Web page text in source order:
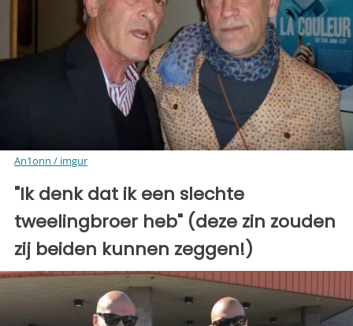
An1onn / imgur
"Ik denk dat ik een slechte
tweelingbroer heb" (deze zin zouden
zij beiden kunnen zeggen!)